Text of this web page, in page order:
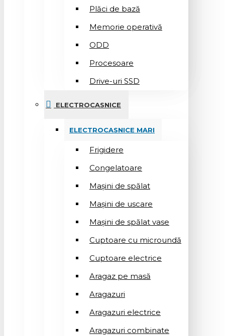
Plăci de bază
Memorie operativă
ODD
Procesoare
Drive-uri SSD
ELECTROCASNICE
ELECTROCASNICE MARI
Frigidere
Congelatoare
Mașini de spălat
Mașini de uscare
Mașini de spălat vase
Cuptoare cu microundă
Cuptoare electrice
Aragaz pe masă
Aragazuri
Aragazuri electrice
Aragazuri combinate